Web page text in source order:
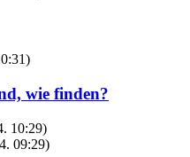
wie finden?
10:29)
09:29)